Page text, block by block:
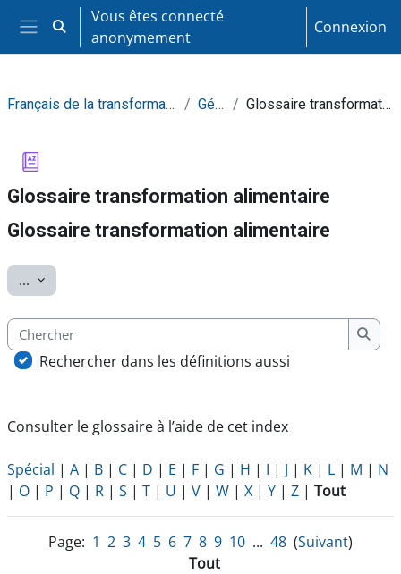
Passer au contenu principal
Panneau latéral
Activer/désactiver la saisie de recherche
Vous êtes connecté
anonymement
Connexion
Français de la transformation alimentaire Général Glossaire transformation alimentaire
Glossaire transformation alimentaire
Glossaire transformation alimentaire
... Exporter des articles
Chercher
Rechercher dans les définitions aussi
Consulter le glossaire à l’aide de cet index
Spécial | A | B | C | D | E | F | G | H | I | J | K | L | M | N
| O | P | Q | R | S | T | U | V | W | X | Y | Z | Tout
Page: 1 2 3 4 5 6 7 8 9 10 ... 48 (Suivant)
Tout